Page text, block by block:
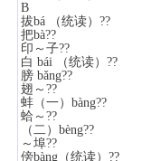
B
拔bá （统读）??
把bà??
印～子??
白 bái （统读）??
膀 bǎng??
翅～??
蚌（一）bàng??
蛤～??
（二）bèng??
～埠??
傍bàng（统读）??